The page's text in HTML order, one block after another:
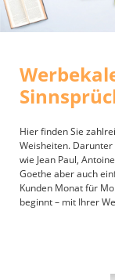
Hier finden Sie
Weisheiten.
wie Jean Paul,
Goethe aber auch
Kunden Monat für
beginnt – mit Ihrer